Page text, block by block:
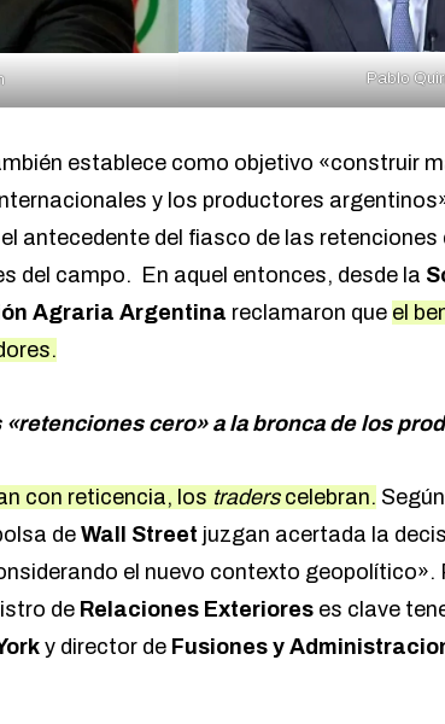
Pablo
establece como objetivo «construir
y los productores
antecedente del fiasco de las retenciones
del campo. En aquel entonces, desde la
Agraria Argentina reclamaron que el
«retenciones cero» a la bronca de los
con reticencia, los traders celebran.
de Wall Street juzgan acertada la
el nuevo contexto geopolítico».
de Relaciones Exteriores es clave
y director de Fusiones y